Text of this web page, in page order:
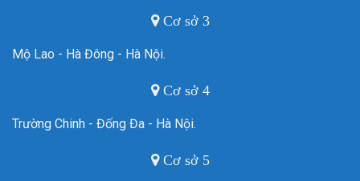
Cơ sở 3
Mộ Lao - Hà Đông - Hà Nội.
Cơ sở 4
Trường Chinh - Đống Đa - Hà Nội.
Cơ sở 5